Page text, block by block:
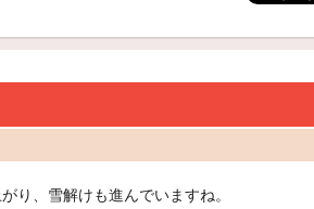
り、雪解けも進んでいますね。